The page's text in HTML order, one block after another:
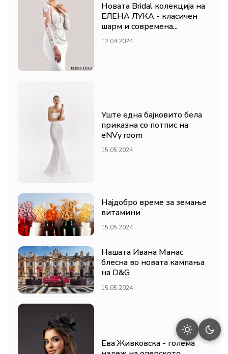
Новата Bridal колекција на
ЕЛЕНА ЛУКА - класичен
шарм и современа...
12.04.2024
Уште една бајковито бела
приказна со потпис на
eNVy room
15.05.2024
Најдобро време за земање
витамини
15.05.2024
Нашата Ивана Манас
блесна во новата кампања
на D&G
15.05.2024
Ева Живковска - голема